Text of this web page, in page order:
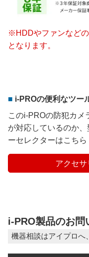
※HDDやファンなど
となります。
i-PROの便利なツー
このi-PROの防犯カメ
が対応しているのか
ーセレクターはこち
アクセ
i-PRO製品のお問
機器相談はアイプロへ